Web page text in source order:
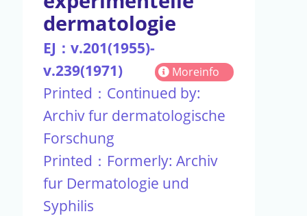
dermatologie
EJ：v.201(1955)-
v.239(1971)
Moreinfo
Printed：Continued by:
Archiv fur dermatologische
Forschung
Printed：Formerly: Archiv
fur Dermatologie und
Syphilis